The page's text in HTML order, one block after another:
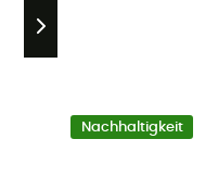
Nachhaltigkeit